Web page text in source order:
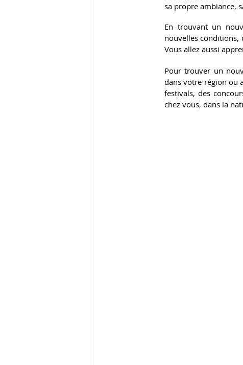
sa propre ambiance,
En trouvant un
nouvelles conditions,
Vous allez aussi
Pour trouver un
dans votre région ou
festivals, des
chez vous, dans la